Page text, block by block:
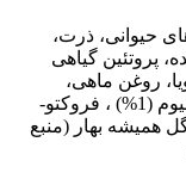
حیوانی، ذرت،
پروتئین گیاهی
روغن ماهی،
مخمرها و قطعات آن، پوسته و دانه های پسیلیوم (1%) ، فروکتو-
همیشه بهار (منبع